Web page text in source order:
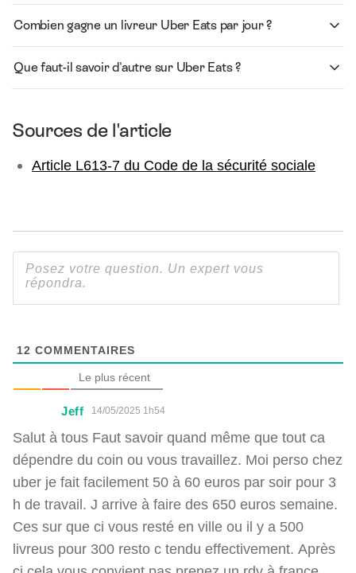
Combien gagne un livreur Uber Eats par jour ?
Que faut-il savoir d'autre sur Uber Eats ?
Sources de l'article
Article L613-7 du Code de la sécurité sociale
12 COMMENTAIRES
Le plus récent
Jeff 14/05/2025 1h54
Salut à tous Faut savoir quand même que tout ca
dépendre du coin ou vous travaillez. Moi perso chez
uber je fait facilement 50 à 60 euros par soir pour 3
h de travail. J arrive à faire des 650 euros semaine.
Ces sur que ci vous resté en ville ou il y a 500
livreus pour 300 resto c tendu effectivement. Après